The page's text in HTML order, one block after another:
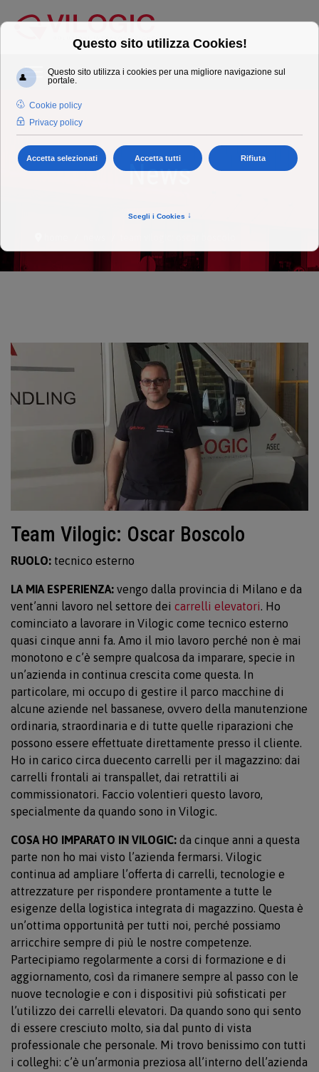
News
Team Vilogic: Oscar Boscolo
RUOLO: tecnico esterno
LA MIA ESPERIENZA: vengo dalla provincia di Milano e da
vent’anni lavoro nel settore dei carrelli elevatori. Ho
cominciato a lavorare in Vilogic come tecnico esterno
quasi cinque anni fa. Amo il mio lavoro perché non è mai
monotono e c’è sempre qualcosa da imparare, specie in
un’azienda in continua crescita come questa. In
particolare, mi occupo di gestire il parco macchine di
alcune aziende nel bassanese, ovvero della manutenzione
ordinaria, straordinaria e di tutte quelle riparazioni che
possono essere effettuate direttamente presso il cliente.
Ho in carico circa duecento carrelli per il magazzino: dai
carrelli frontali ai transpallet, dai retrattili ai
commissionatori. Faccio volentieri questo lavoro,
specialmente da quando sono in Vilogic.
COSA HO IMPARATO IN VILOGIC: da cinque anni a questa
parte non ho mai visto l’azienda fermarsi. Vilogic
continua ad ampliare l’offerta di carrelli, tecnologie e
attrezzature per rispondere prontamente a tutte le
esigenze della logistica integrata di magazzino. Questa è
un’ottima opportunità per tutti noi, perché possiamo
arricchire sempre di più le nostre competenze.
Partecipiamo regolarmente a corsi di formazione e di
aggiornamento, così da rimanere sempre al passo con le
nuove tecnologie e con i dispositivi più sofisticati per
l’utilizzo dei carrelli elevatori. Da quando sono qui sento
di essere cresciuto molto, sia dal punto di vista
professionale che personale. Mi trovo benissimo con tutti
i colleghi: c’è un’armonia preziosa all’interno dell’azienda